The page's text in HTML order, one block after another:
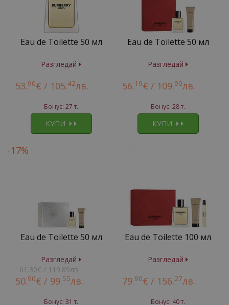
Eau de Toilette 50 мл
Разгледай
53.90€ / 105.42лв.
Бонус: 27 т.
КУПИ
Eau de Toilette 50 мл
Разгледай
56.19€ / 109.90лв.
Бонус: 28 т.
КУПИ
-17%
Eau de Toilette 50 мл
Разгледай
61.30€ / 119.89лв.
50.90€ / 99.55лв.
Бонус: 31 т.
Eau de Toilette 100 мл
Разгледай
79.90€ / 156.27лв.
Бонус: 40 т.